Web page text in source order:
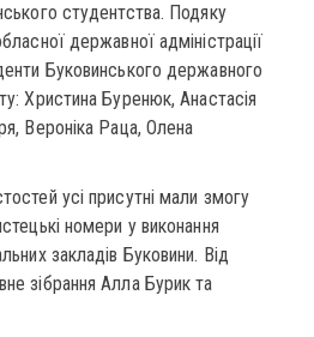
студентства. Подяку
державної адміністрації
Буковинського державного
Христина Буренюк, Анастасія
Вероніка Раца, Олена
усі присутні мали змогу
номери у виконання
закладів Буковини. Від
зібрання Алла Бурик та